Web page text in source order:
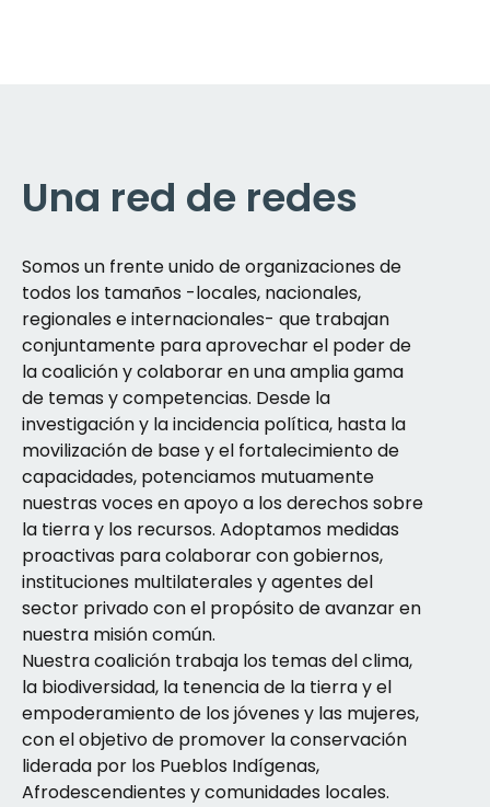
Una red de redes
Somos un frente unido de organizaciones de
todos los tamaños -locales, nacionales,
regionales e internacionales- que trabajan
conjuntamente para aprovechar el poder de
la coalición y colaborar en una amplia gama
de temas y competencias. Desde la
investigación y la incidencia política, hasta la
movilización de base y el fortalecimiento de
capacidades, potenciamos mutuamente
nuestras voces en apoyo a los derechos sobre
la tierra y los recursos. Adoptamos medidas
proactivas para colaborar con gobiernos,
instituciones multilaterales y agentes del
sector privado con el propósito de avanzar en
nuestra misión común.
Nuestra coalición trabaja los temas del clima,
la biodiversidad, la tenencia de la tierra y el
empoderamiento de los jóvenes y las mujeres,
con el objetivo de promover la conservación
liderada por los Pueblos Indígenas,
Afrodescendientes y comunidades locales.